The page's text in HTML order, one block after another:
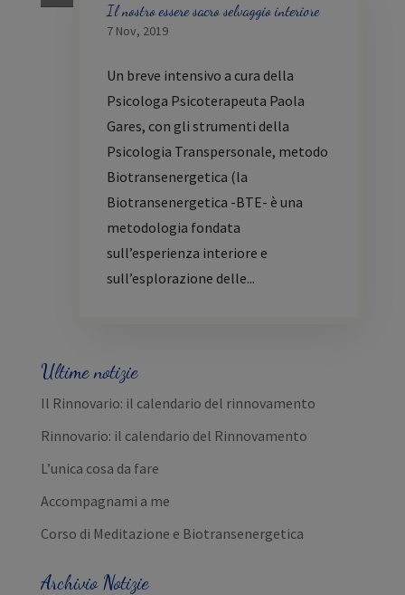
Il nostro essere sacro selvaggio interiore
7 Nov, 2019
Un breve intensivo a cura della
Psicologa Psicoterapeuta Paola
Gares, con gli strumenti della
Psicologia Transpersonale, metodo
Biotransenergetica (la
Biotransenergetica -BTE- è una
metodologia fondata
sull’esperienza interiore e
sull’esplorazione delle...
Ultime notizie
Il Rinnovario: il calendario del rinnovamento
Rinnovario: il calendario del Rinnovamento
L’unica cosa da fare
Accompagnami a me
Corso di Meditazione e Biotransenergetica
Archivio Notizie